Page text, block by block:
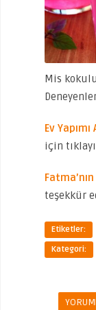
Mis
Ev
için
teşekkür
Etiketler:
Kategori: